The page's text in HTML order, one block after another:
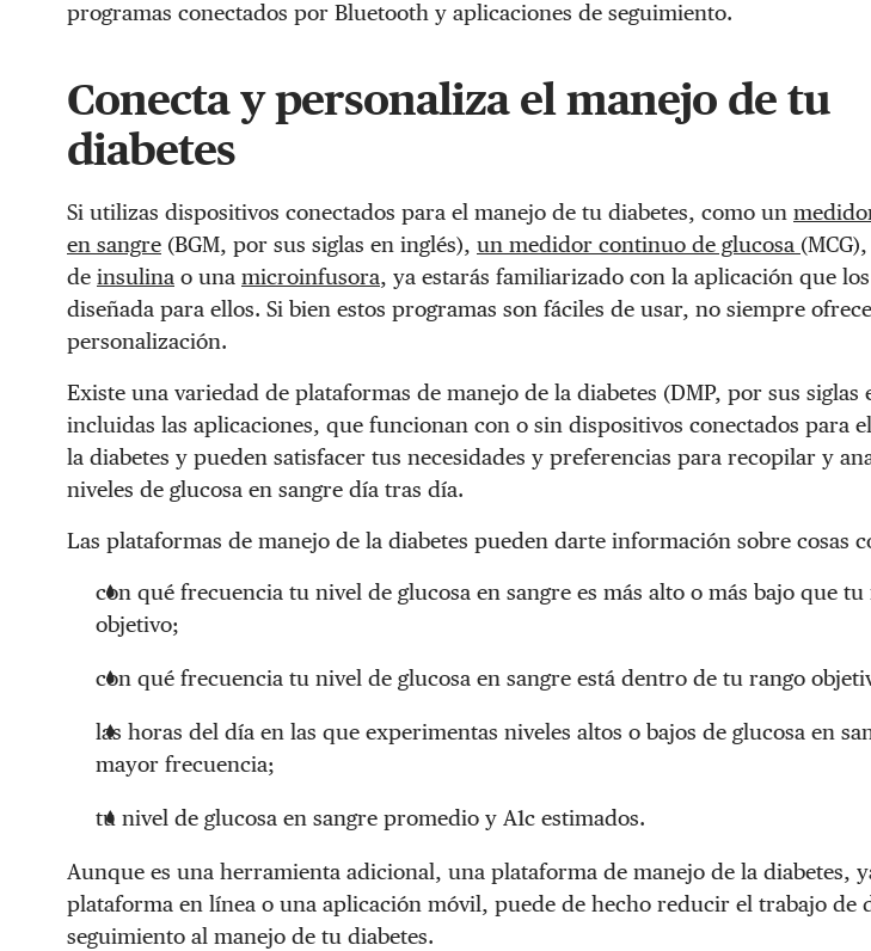
programas conectados por Bluetooth y aplicaciones de seguimiento.
Conecta y personaliza el manejo de tu
diabetes
Si utilizas dispositivos conectados para el manejo de tu diabetes, como un
en sangre (BGM, por sus siglas en inglés), un medidor continuo de glucosa
de insulina o una microinfusora, ya estarás familiarizado con la aplicación que
diseñada para ellos. Si bien estos programas son fáciles de usar, no siempre
personalización.
Existe una variedad de plataformas de manejo de la diabetes (DMP, por sus siglas
incluidas las aplicaciones, que funcionan con o sin dispositivos conectados para
la diabetes y pueden satisfacer tus necesidades y preferencias para recopilar y
niveles de glucosa en sangre día tras día.
Las plataformas de manejo de la diabetes pueden darte información sobre cosas
con qué frecuencia tu nivel de glucosa en sangre es más alto o más bajo que tu
objetivo;
con qué frecuencia tu nivel de glucosa en sangre está dentro de tu rango
las horas del día en las que experimentas niveles altos o bajos de glucosa en
mayor frecuencia;
tu nivel de glucosa en sangre promedio y A1c estimados.
Aunque es una herramienta adicional, una plataforma de manejo de la diabetes,
plataforma en línea o una aplicación móvil, puede de hecho reducir el trabajo de
seguimiento al manejo de tu diabetes.